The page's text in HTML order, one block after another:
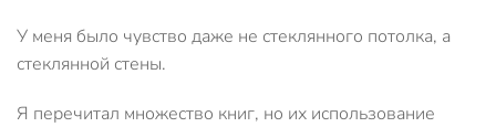
У меня было чувство даже не стеклянного потолка, а
стеклянной стены.
Я перечитал множество книг, но их использование